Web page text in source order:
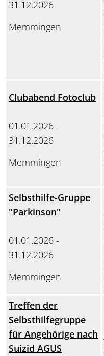
31.12.2026
Memmingen
Clubabend Fotoclub
01.01.2026 -
31.12.2026
Memmingen
Selbsthilfe-Gruppe
"Parkinson"
01.01.2026 -
31.12.2026
Memmingen
Treffen der
Selbsthilfegruppe
für Angehörige nach
Suizid AGUS